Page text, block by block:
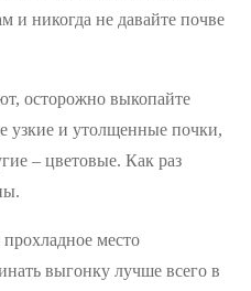
и никогда не давайте почве
осторожно выкопайте
узкие и утолщенные почки,
– цветовые. Как раз
место
выгонку лучше всего в